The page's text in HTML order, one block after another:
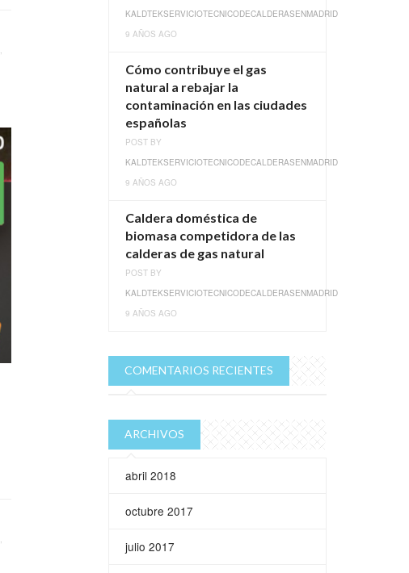
,
,
KALDTEKSERVICIOTECNICODECALDERASENMADRID
9 AÑOS AGO
Cómo contribuye el gas
natural a rebajar la
contaminación en las ciudades
españolas
POST BY
KALDTEKSERVICIOTECNICODECALDERASENMADRID
9 AÑOS AGO
Caldera doméstica de
biomasa competidora de las
calderas de gas natural
POST BY
KALDTEKSERVICIOTECNICODECALDERASENMADRID
9 AÑOS AGO
COMENTARIOS RECIENTES
ARCHIVOS
abril 2018
octubre 2017
julio 2017